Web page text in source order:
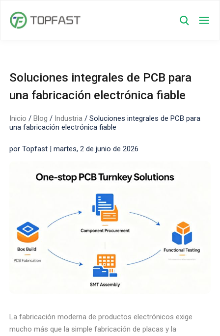
Soluciones integrales de PCB para
una fabricación electrónica fiable
Inicio /Blog / Industria /Soluciones integrales de PCB para
una fabricación electrónica fiable
por Topfast | martes, 2 de junio de 2026
La fabricación moderna de productos electrónicos exige
mucho más que la simple fabricación de placas y la